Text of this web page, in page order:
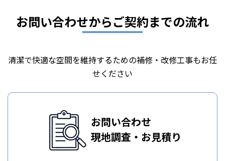
お問い合わせからご契約までの流れ
清潔で快適な空間を維持するための補修・改修工事もお任
せください
お問い合わせ
現地調査・お見積り